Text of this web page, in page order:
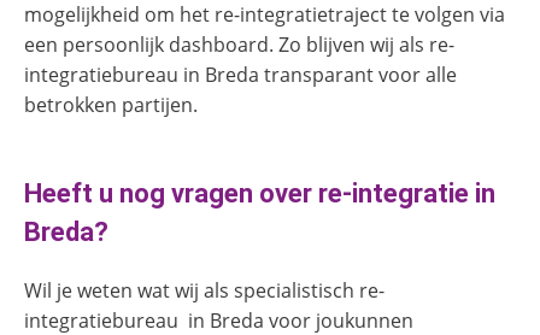
mogelijkheid om het re-integratietraject te volgen via
een persoonlijk dashboard. Zo blijven wij als re-
integratiebureau in Breda transparant voor alle
betrokken partijen.
Heeft u nog vragen over re-integratie in
Breda?
Wil je weten wat wij als specialistisch re-
integratiebureau in Breda voor joukunnen